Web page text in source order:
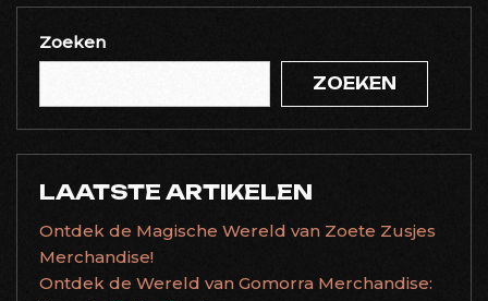
Zoeken
ZOEKEN
LAATSTE ARTIKELEN
Ontdek de Magische Wereld van Zoete Zusjes
Merchandise!
Ontdek de Wereld van Gomorra Merchandise: